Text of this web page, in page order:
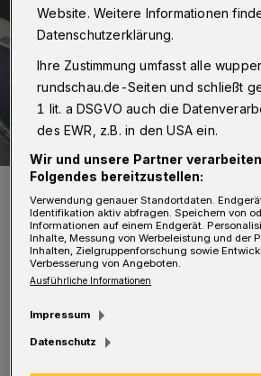
Das Wilhelm-Dörpfeld-Gymnasium.
Foto: Wuppertaler Rundschau/jak
E rstmals wurde die
Jahr erprobt. Allen
Website. Weitere Informationen
Datenschutzerklärung.
Ihre Zustimmung umfasst alle
rundschau.de-Seiten und schließt
1 lit. a DSGVO auch die
des EWR, z.B. in den USA ein.
Wir und unsere Partner
Folgendes bereitzustellen:
Verwendung genauer Standortdaten.
Identifikation aktiv abfragen. Speichern von
Informationen auf einem Endgerät.
Inhalte, Messung von Werbeleistung und der
Inhalten, Zielgruppenforschung sowie
Verbesserung von Angeboten.
Ausführliche Informationen
Impressum
Datenschutz